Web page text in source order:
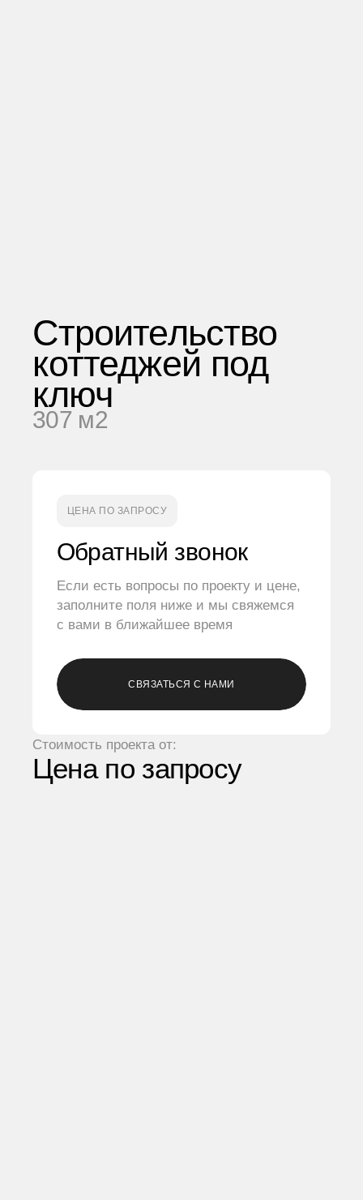
Строительство
коттеджей под
ключ
307 м2
ЦЕНА ПО ЗАПРОСУ
Обратный звонок
Если есть вопросы по проекту и цене,
заполните поля ниже и мы свяжемся
с вами в ближайшее время
СВЯЗАТЬСЯ С НАМИ
Стоимость проекта от:
Цена по запросу